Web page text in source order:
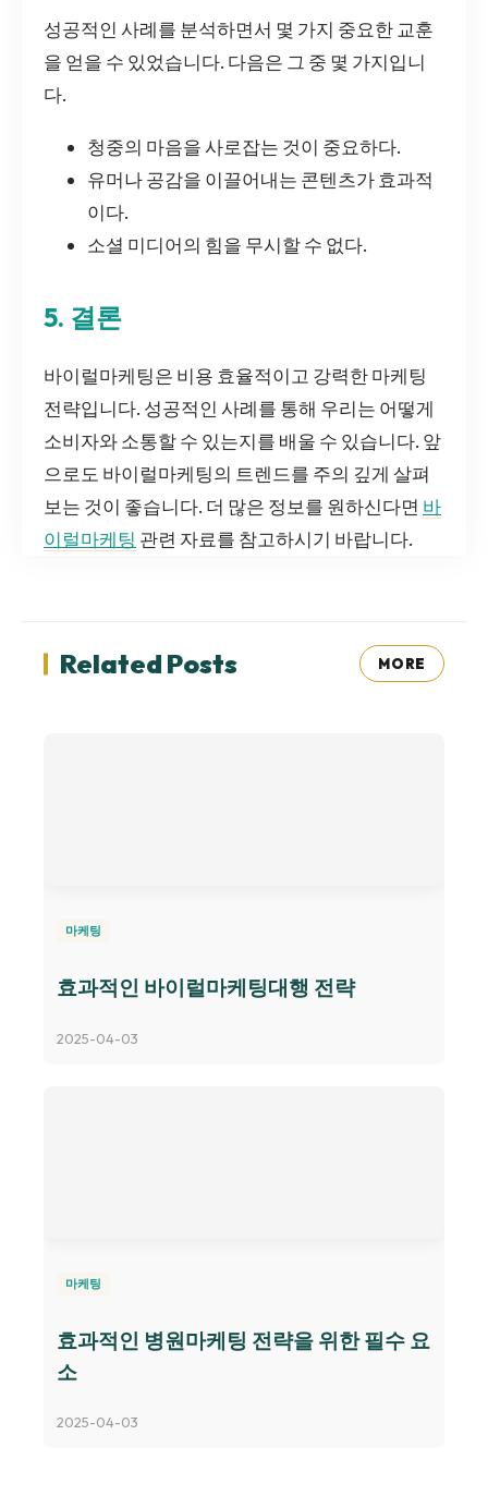
성공적인 사례를 분석하면서 몇 가지 중요한 교훈
을 얻을 수 있었습니다. 다음은 그 중 몇 가지입니
다.
청중의 마음을 사로잡는 것이 중요하다.
유머나 공감을 이끌어내는 콘텐츠가 효과적
이다.
소셜 미디어의 힘을 무시할 수 없다.
5. 결론
바이럴마케팅은 비용 효율적이고 강력한 마케팅
전략입니다. 성공적인 사례를 통해 우리는 어떻게
소비자와 소통할 수 있는지를 배울 수 있습니다. 앞
으로도 바이럴마케팅의 트렌드를 주의 깊게 살펴
보는 것이 좋습니다. 더 많은 정보를 원하신다면 바
이럴마케팅 관련 자료를 참고하시기 바랍니다.
Related Posts MORE
마케팅
효과적인 바이럴마케팅대행 전략
2025-04-03
마케팅
효과적인 병원마케팅 전략을 위한 필수 요
소
2025-04-03